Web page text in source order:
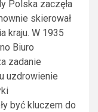
Polska zaczęła
skierował
kraju. W 1935
Biuro
zadanie
uzdrowienie
być kluczem do